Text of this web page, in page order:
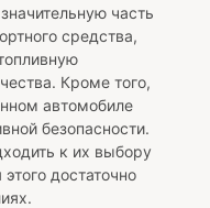
часть
средства,
Кроме того,
автомобиле
безопасности.
к их выбору
достаточно